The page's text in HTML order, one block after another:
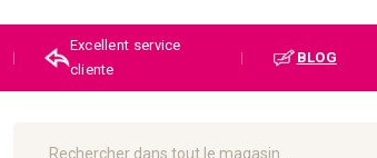
|
Excellent service
cliente
| BLOG